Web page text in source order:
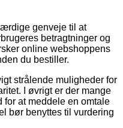
genveje til at
betragtninger og
online webshoppens
du bestiller.
strålende muligheder for
I øvrigt er der mange
for at meddele en omtale
bør benyttes til vurdering